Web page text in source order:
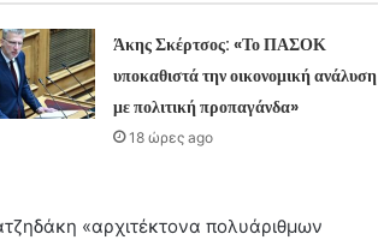
Άκης Σκέρτσος: «Το ΠΑΣΟΚ
υποκαθιστά την οικονομική ανάλυση
με πολιτική προπαγάνδα»
18 ώρες ago
«αρχιτέκτονα πολυάριθμων